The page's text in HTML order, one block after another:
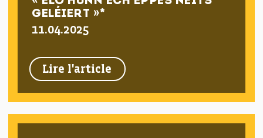
GELÉIERT »*
Lire l'article
11.04.2025